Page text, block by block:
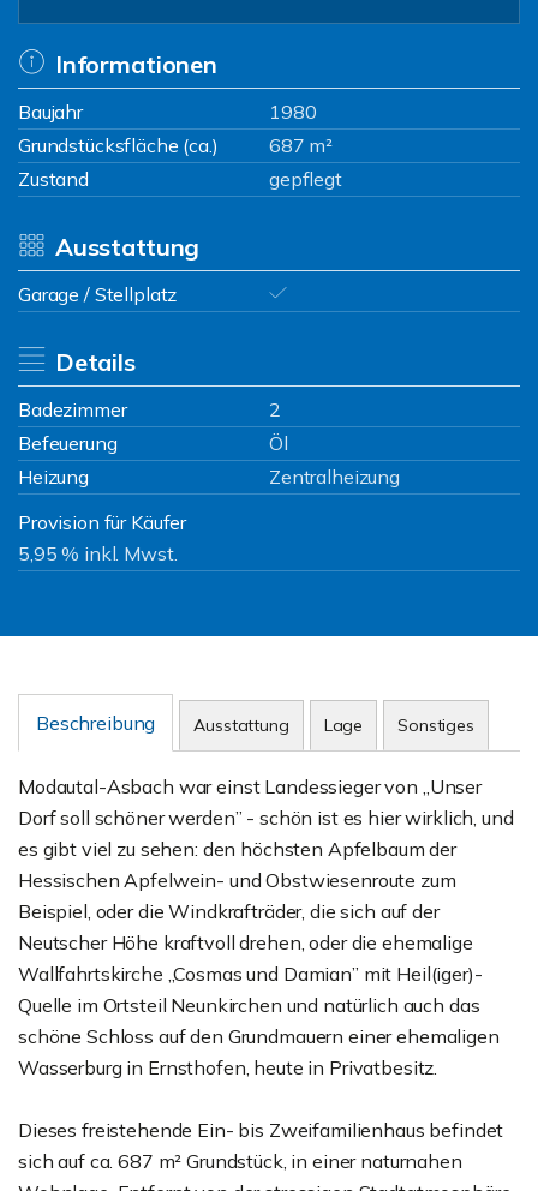
Informationen
Baujahr
1980
Grundstücksfläche (ca.)
687 m²
Zustand
gepflegt
Ausstattung
Garage / Stellplatz
Details
Badezimmer
2
Befeuerung
Öl
Heizung
Zentralheizung
Provision für Käufer
5,95 % inkl. Mwst.
Beschreibung Ausstattung Lage Sonstiges
Modautal-Asbach war einst Landessieger von „Unser
Dorf soll schöner werden” - schön ist es hier wirklich, und
es gibt viel zu sehen: den höchsten Apfelbaum der
Hessischen Apfelwein- und Obstwiesenroute zum
Beispiel, oder die Windkrafträder, die sich auf der
Neutscher Höhe kraftvoll drehen, oder die ehemalige
Wallfahrtskirche „Cosmas und Damian” mit Heil(iger)-
Quelle im Ortsteil Neunkirchen und natürlich auch das
schöne Schloss auf den Grundmauern einer ehemaligen
Wasserburg in Ernsthofen, heute in Privatbesitz.
Dieses freistehende Ein- bis Zweifamilienhaus befindet
sich auf ca. 687 m² Grundstück, in einer naturnahen